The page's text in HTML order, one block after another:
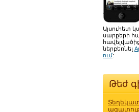
Այսուհետ
սարքերի
ներբեռնել
ում:
Թեժ